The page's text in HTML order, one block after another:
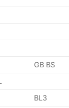
GB BS
BL3